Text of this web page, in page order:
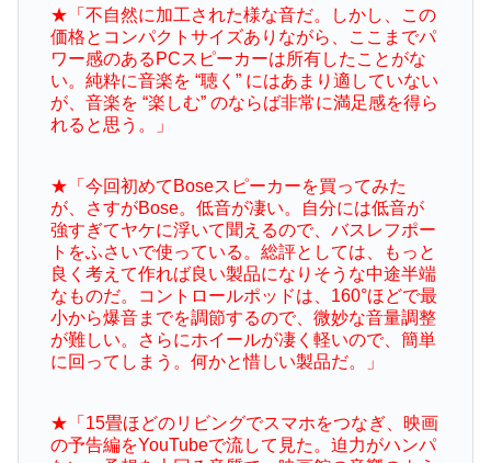
★「不自然に加工された様な音だ。しかし、この
価格とコンパクトサイズありながら、ここまでパ
ワー感のあるPCスピーカーは所有したことがな
い。純粋に音楽を “聴く” にはあまり適していない
が、音楽を “楽しむ” のならば非常に満足感を得ら
れると思う。」
★「今回初めてBoseスピーカーを買ってみた
が、さすがBose。低音が凄い。自分には低音が
強すぎてヤケに浮いて聞えるので、バスレフポー
トをふさいで使っている。総評としては、もっと
良く考えて作れば良い製品になりそうな中途半端
なものだ。コントロールポッドは、160°ほどで最
小から爆音までを調節するので、微妙な音量調整
が難しい。さらにホイールが凄く軽いので、簡単
に回ってしまう。何かと惜しい製品だ。」
★「15畳ほどのリビングでスマホをつなぎ、映画
の予告編をYouTubeで流して見た。迫力がハンパ